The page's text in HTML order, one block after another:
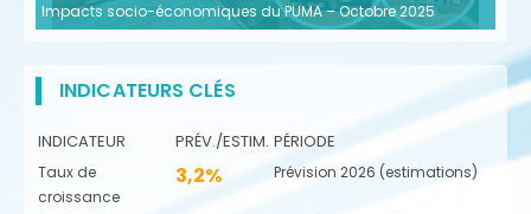
Impacts socio-économiques du PUMA – Octobre 2025
INDICATEURS CLÉS
INDICATEUR PRÉV./ESTIM. PÉRIODE
Taux de
croissance
3,2% Prévision 2026 (estimations)